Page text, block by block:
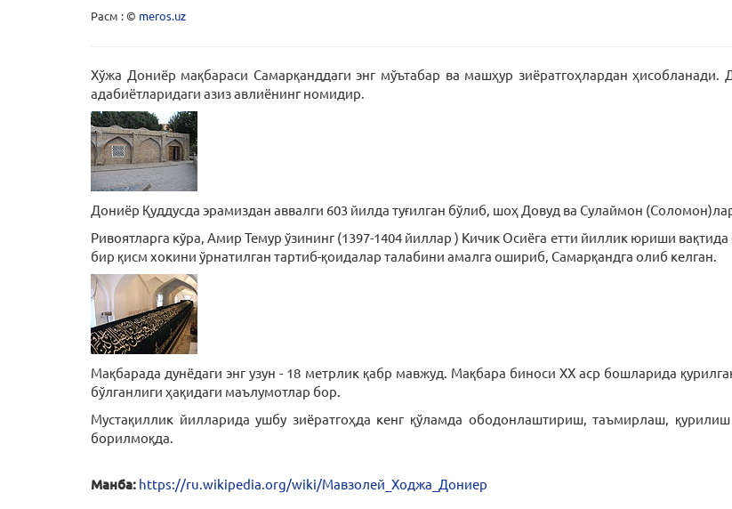
Расм : © meros.uz
Хўжа Дониёр мақбараси Самарқанддаги энг мўътабар ва машҳур зиёратгоҳлардан
адабиётларидаги азиз авлиёнинг номидир.
Дониёр Қуддусда эрамиздан аввалги 603 йилда туғилган бўлиб, шоҳ Довуд ва Сулаймон
Ривоятларга кўра, Амир Темур ўзининг (1397-1404 йиллар ) Кичик Осиёга етти йиллик юриши
бир қисм хокини ўрнатилган тартиб-қоидалар талабини амалга ошириб, Самарқандга олиб келган.
Мақбарада дунёдаги энг узун - 18 метрлик қабр мавжуд. Мақбара биноси XX аср бошларида
бўлганлиги ҳақидаги маълумотлар бор.
Мустақиллик йилларида ушбу зиёратгоҳда кенг қўламда ободонлаштириш, таъмирлаш,
борилмоқда.
Манба: https://ru.wikipedia.org/wiki/Мавзолей_Ходжа_Дониер